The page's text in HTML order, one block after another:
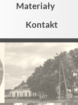
Materiały
Kontakt